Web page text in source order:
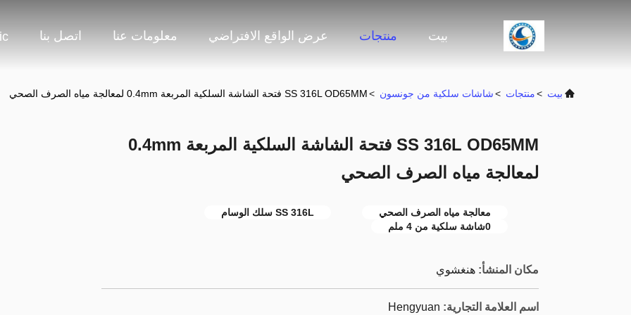
بيت منتجات عرض الواقع الافتراضي معلومات عنا اتصل بنا
بيت >منتجات >شاشات سلكية من جونسون >SS 316L OD65MM فتحة الشاشة السلكية المربعة 0.4mm لمعالجة مياه الصرف الصحي
SS 316L OD65MM فتحة الشاشة السلكية المربعة 0.4mm
لمعالجة مياه الصرف الصحي
معالجة مياه الصرف الصحي
SS 316L سلك الوسام
0شاشة سلكية من 4 ملم
مكان المنشأ: هنغشوي
اسم العلامة التجارية: Hengyuan